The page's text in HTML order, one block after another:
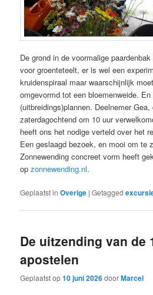
De grond in de voormalige
voor groenteteelt, er is wel een
kruidenspiraal maar waarschijnlijk
omgevormd tot een bloemenweide.
(uitbreidings)plannen. Deelnemer
zaterdagochtend om 10 uur
heeft ons het nodige verteld over het
Een geslaagd bezoek, en mooi om te
Zonnewending concreet vorm heeft
opzonnewending.nl.
Geplaatst in Overige |Getagged
De uitzending van de
apostelen
Geplaatst op10 juni 2026doorMarcel